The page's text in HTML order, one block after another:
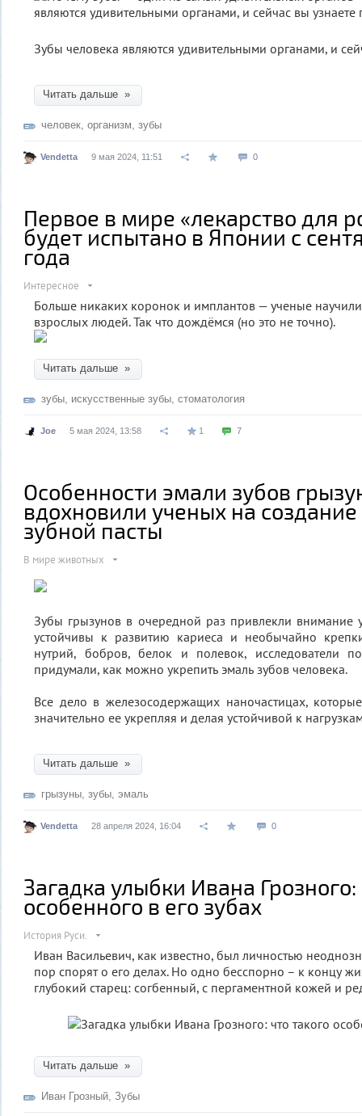
Зубы человека являются удивительными органами, и
Читать дальше »
человек, организм, зубы
Vendetta 9 мая 2024, 11:51 0
Первое в мире «лекарство для
будет испытано в Японии с
года
Интересное
Больше никаких коронок и имплантов — ученые
взрослых людей. Так что дождёмся (но это не точно).
Читать дальше »
зубы, искусственные зубы, стоматология
Joe 5 мая 2024, 13:58 1 7
Особенности эмали зубов
вдохновили ученых на
зубной пасты
В мире животных
Зубы грызунов в очередной раз привлекли внимание
устойчивы к развитию кариеса и необычайно
нутрий, бобров, белок и полевок, исследователи
придумали, как можно укрепить эмаль зубов человека.
Все дело в железосодержащих наночастицах,
значительно ее укрепляя и делая устойчивой к
Читать дальше »
грызуны, зубы, эмаль
Vendetta 28 апреля 2024, 16:04 0
Загадка улыбки Ивана Грозного:
особенного в его зубах
История Руси.
Иван Васильевич, как известно, был личностью
пор спорят о его делах. Но одно бесспорно – к концу
глубокий старец: согбенный, с пергаментной кожей и
Читать дальше »
Иван Грозный, Зубы